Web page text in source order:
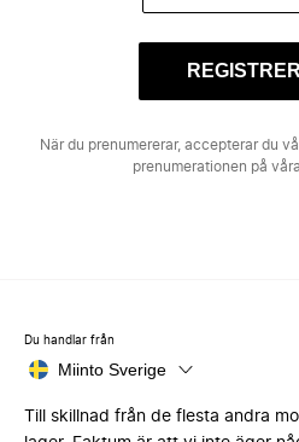
När du prenumererar, accepterar du
prenumerationen på
Du handlar från
Miinto Sverige
Till skillnad från de flesta andra